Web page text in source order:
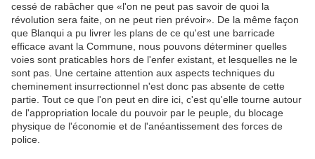
cessé de rabâcher que «l'on ne peut pas savoir de quoi la
révolution sera faite, on ne peut rien prévoir». De la même façon
que Blanqui a pu livrer les plans de ce qu'est une barricade
efficace avant la Commune, nous pouvons déterminer quelles
voies sont praticables hors de l'enfer existant, et lesquelles ne le
sont pas. Une certaine attention aux aspects techniques du
cheminement insurrectionnel n'est donc pas absente de cette
partie. Tout ce que l'on peut en dire ici, c'est qu'elle tourne autour
de l'appropriation locale du pouvoir par le peuple, du blocage
physique de l'économie et de l'anéantissement des forces de
police.